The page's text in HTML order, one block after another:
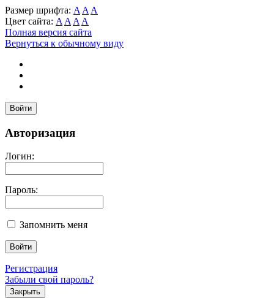
Размер шрифта: A A A
Цвет сайта: A A A A
Полная версия сайта
Вернуться к обычному виду
Войти
Авторизация
Логин:
Пароль:
Запомнить меня
Регистрация
Забыли свой пароль?
Закрыть